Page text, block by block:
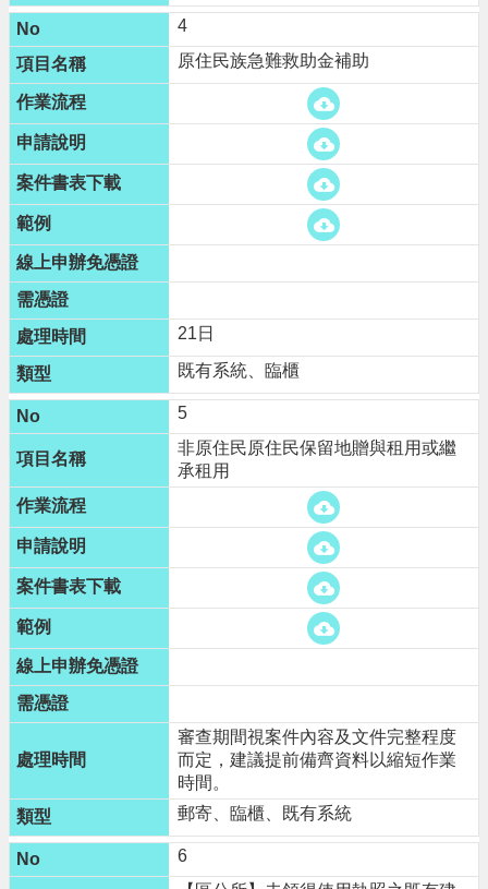
市
政
信
箱
常
見
問
題
桃
園
市
政
府
E
n
g
l
s
h
私
權
政
策
政
府
站
料
開
放
宣
4
原住民族急難救助金補助
21日
既有系統、臨櫃
5
非原住民原住民保留地贈與租用或繼
承租用
審查期間視案件內容及文件完整程度
而定，建議提前備齊資料以縮短作業
時間。
郵寄、臨櫃、既有系統
6